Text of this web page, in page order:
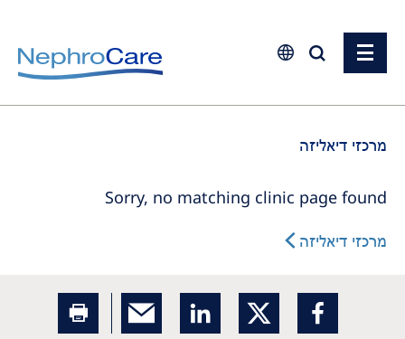
Europe
Czech Republic
Germany
Israel
Netherlands
מרכזי דיאליזה
Sorry, no matching clinic page found
מרכזי דיאליזה